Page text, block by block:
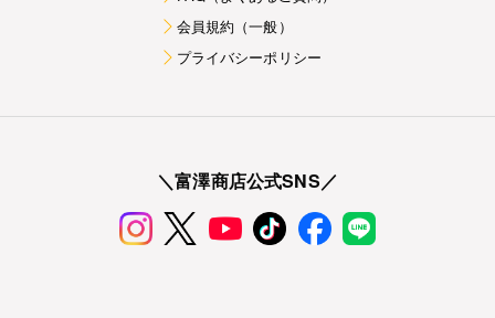
会員規約（一般）
プライバシーポリシー
＼富澤商店公式SNS／